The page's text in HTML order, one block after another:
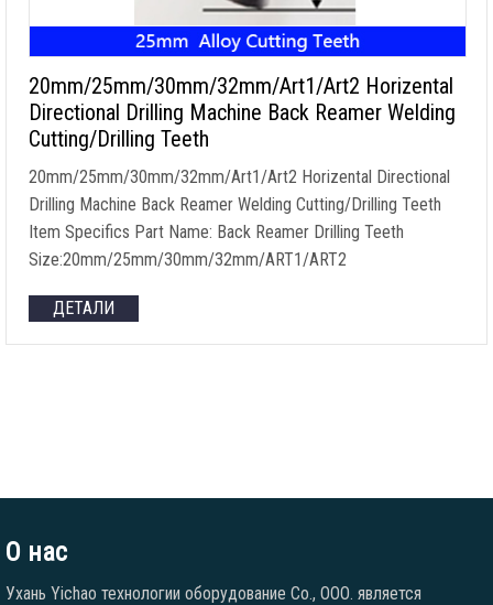
20mm/25mm/30mm/32mm/Art1/Art2 Horizental
Directional Drilling Machine Back Reamer Welding
Cutting/Drilling Teeth
20mm/25mm/30mm/32mm/Art1/Art2 Horizental Directional
Drilling Machine Back Reamer Welding Cutting/Drilling Teeth
Item Specifics Part Name: Back Reamer Drilling Teeth
Size:20mm/25mm/30mm/32mm/ART1/ART2
ДЕТАЛИ
О нас
Ухань Yichao технологии оборудование Co., ООО. является